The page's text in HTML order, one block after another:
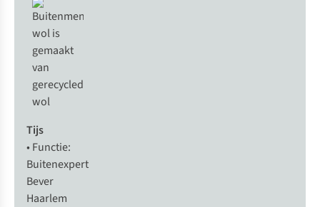
Tijs
• Functie:
Buitenexpert
Bever
Haarlem